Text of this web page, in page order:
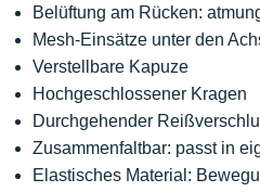
Belüftung am Rücken:
Mesh-Einsätze unter den
Verstellbare Kapuze
Hochgeschlossener Kragen
Durchgehender
Zusammenfaltbar: passt in
Elastisches Material: